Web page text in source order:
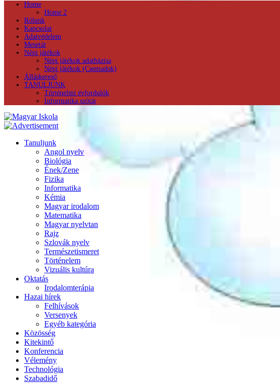
Home
Home 2
Rólunk
Kapcsolat
Adatvédelem
Mesetár
Népi játékok
Népi játékok adatbázisa
Népi játékok (Csemadok)
Álláskereső
TANULJUNK
Történelmi évfordulók
Informatika szótár
Tanuljunk
Angol nyelv
Biológia
Ének/Zene
Fizika
Informatika
Kémia
Magyar irodalom
Matematika
Magyar nyelvtan
Rajz
Szlovák nyelv
Természetismeret
Történelem
Vizuális kultúra
Oktatás
Irodalomterápia
Hazai hírek
Felhívások
Versenyek
Egyéb kategória
Közösség
Kitekintő
Konferencia
Vélemény
Technológia
Szabadidő